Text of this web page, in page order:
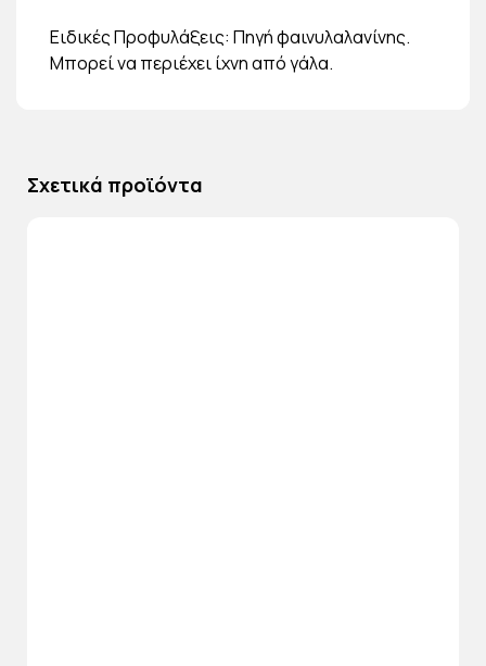
Ειδικές Προφυλάξεις: Πηγή φαινυλαλανίνης.
Μπορεί να περιέχει ίχνη από γάλα.
Σχετικά προϊόντα